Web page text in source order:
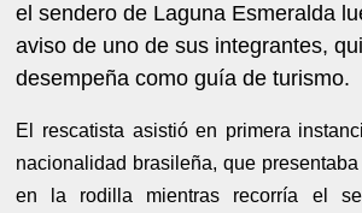
el sendero de Laguna Esmeralda
aviso de uno de sus integrantes,
desempeña como guía de turismo.
El rescatista asistió en primera
nacionalidad brasileña, que
en la rodilla mientras recorría el